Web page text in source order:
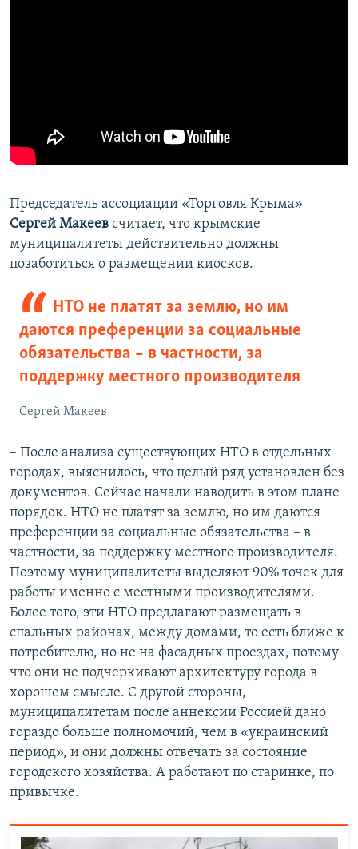
Председатель ассоциации «Торговля Крыма»
Сергей Макеев считает, что крымские
муниципалитеты действительно должны
позаботиться о размещении киосков.
НТО не платят за землю, но им
даются преференции за социальные
обязательства – в частности, за
поддержку местного производителя
Сергей Макеев
– После анализа существующих НТО в отдельных
городах, выяснилось, что целый ряд установлен без
документов. Сейчас начали наводить в этом плане
порядок. НТО не платят за землю, но им даются
преференции за социальные обязательства – в
частности, за поддержку местного производителя.
Поэтому муниципалитеты выделяют 90% точек для
работы именно с местными производителями.
Более того, эти НТО предлагают размещать в
спальных районах, между домами, то есть ближе к
потребителю, но не на фасадных проездах, потому
что они не подчеркивают архитектуру города в
хорошем смысле. С другой стороны,
муниципалитетам после аннексии Россией дано
гораздо больше полномочий, чем в «украинский
период», и они должны отвечать за состояние
городского хозяйства. А работают по старинке, по
привычке.